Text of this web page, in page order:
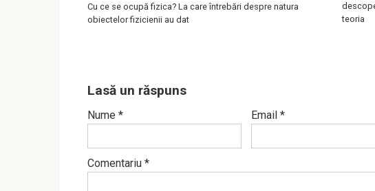
Cu ce se ocupă fizica? La care întrebări despre natura
obiectelor fizicienii au dat
teoria
Lasă un răspuns
Nume * Email *
Comentariu *